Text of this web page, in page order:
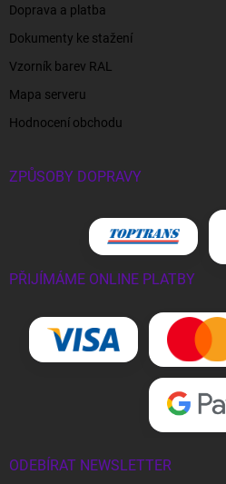
Doprava a platba
Dokumenty ke stažení
Vzorník barev RAL
Mapa serveru
Hodnocení obchodu
ZPŮSOBY DOPRAVY
PŘIJÍMÁME ONLINE PLATBY
ODEBÍRAT NEWSLETTER